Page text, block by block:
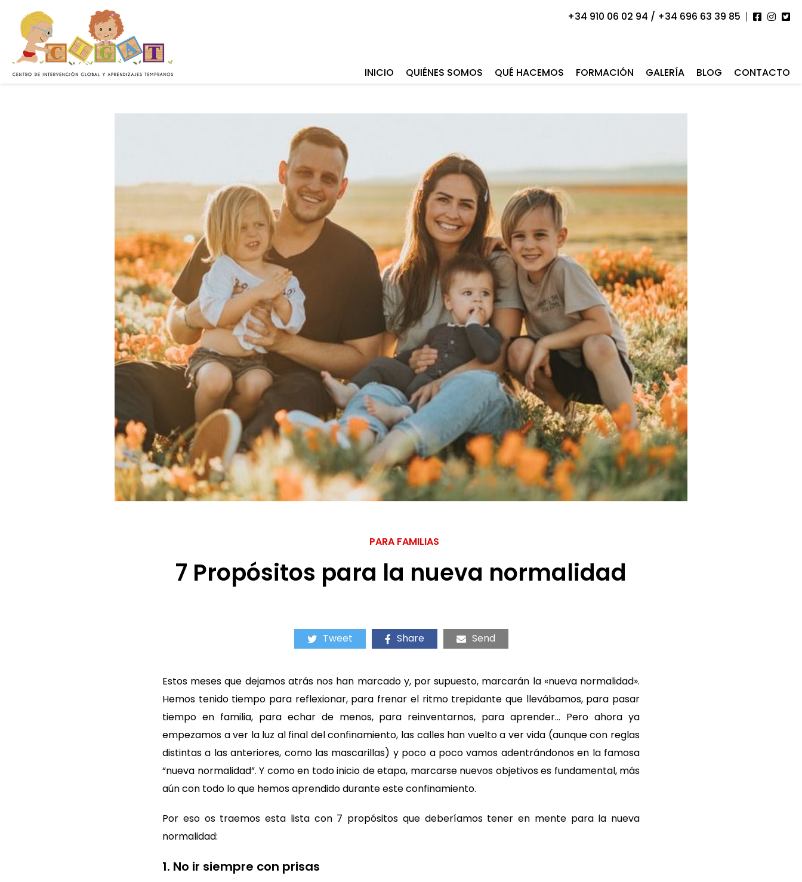
+34 910 06 02 94 / +34 696 63 39 85
INICIO QUIÉNES SOMOS QUÉ HACEMOS FORMACIÓN GALERÍA BLOG CONTACTO
PARA FAMILIAS
7 Propósitos para la nueva normalidad
Tweet Share Send
Estos meses que dejamos atrás nos han marcado y, por supuesto, marcarán la «nueva normalidad».
Hemos tenido tiempo para reflexionar, para frenar el ritmo trepidante que llevábamos, para pasar
tiempo en familia, para echar de menos, para reinventarnos, para aprender… Pero ahora ya
empezamos a ver la luz al final del confinamiento, las calles han vuelto a ver vida (aunque con reglas
distintas a las anteriores, como las mascarillas) y poco a poco vamos adentrándonos en la famosa
“nueva normalidad”. Y como en todo inicio de etapa, marcarse nuevos objetivos es fundamental, más
aún con todo lo que hemos aprendido durante este confinamiento.
Por eso os traemos esta lista con 7 propósitos que deberíamos tener en mente para la nueva
normalidad:
1. No ir siempre con prisas